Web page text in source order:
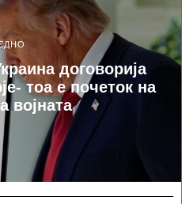
договорија
тоа е почеток на
војната